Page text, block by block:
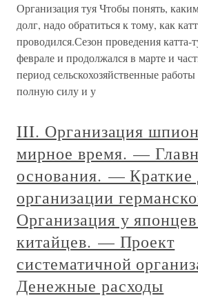
Организация туя Чтобы понять,
долг, надо обратиться к тому, как
проводился.Сезон проведения катта-
феврале и продолжался в марте и
период сельскохозяйственные
полную силу и у
III. Организация
мирное время. —
основания. — Краткие
организации
Организация у
китайцев. — Проект
систематичной
Денежные расходы